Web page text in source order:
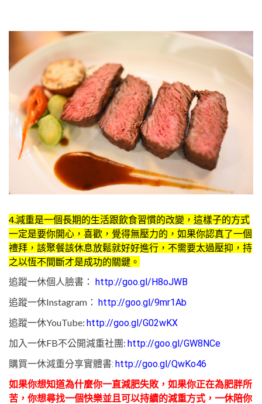
4.減重是一個長期的生活跟飲食習慣的改變，這樣子的方式
一定是要你開心，喜歡，覺得無壓力的，如果你認真了一個
禮拜，該聚餐該休息放鬆就好好進行，不需要太過壓抑，持
之以恆不間斷才是成功的關鍵。
追蹤一休個人臉書： http://goo.gl/H8oJWB
追蹤一休Instagram： http://goo.gl/9mr1Ab
追蹤一休YouTube: http://goo.gl/G02wKX
加入一休FB不公開減重社團: http://goo.gl/GW8NCe
購買一休減重分享實體書: http://goo.gl/QwKo46
如果你想知道為什麼你一直減肥失敗， 如果你正在為肥胖所
苦，你想尋找一個快樂並且可以持續的減重方式，一休陪你